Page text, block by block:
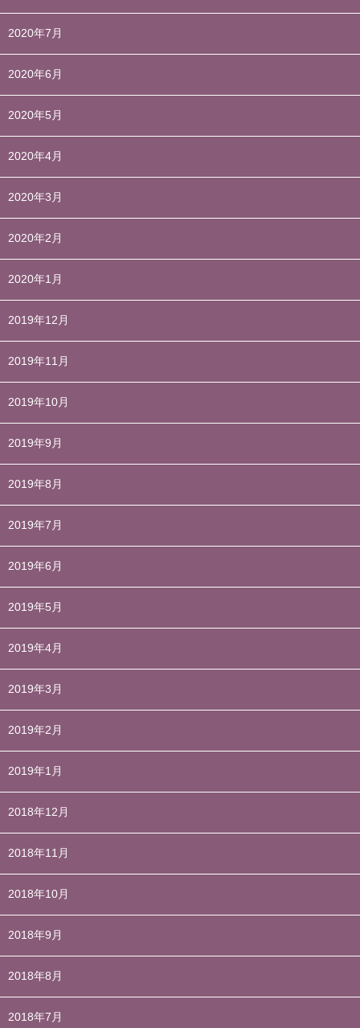
2020年7月
2020年6月
2020年5月
2020年4月
2020年3月
2020年2月
2020年1月
2019年12月
2019年11月
2019年10月
2019年9月
2019年8月
2019年7月
2019年6月
2019年5月
2019年4月
2019年3月
2019年2月
2019年1月
2018年12月
2018年11月
2018年10月
2018年9月
2018年8月
2018年7月